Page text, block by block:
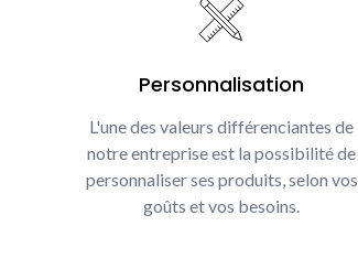
Personnalisation
L'une des valeurs différenciantes de
notre entreprise est la possibilité de
personnaliser ses produits, selon vos
goûts et vos besoins.